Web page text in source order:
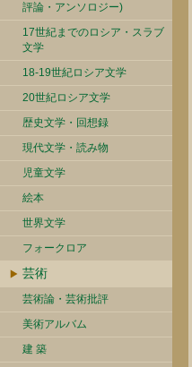
評論・アンソロジー)
17世紀までのロシア・スラブ
文学
18-19世紀ロシア文学
20世紀ロシア文学
歴史文学・回想録
現代文学・読み物
児童文学
絵本
世界文学
フォークロア
芸術
芸術論・芸術批評
美術アルバム
建 築